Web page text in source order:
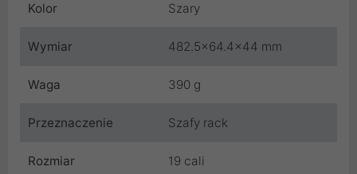
Kolor Szary
Wymiar 482.5x64.4x44 mm
Waga 390 g
Przeznaczenie Szafy rack
Rozmiar 19 cali